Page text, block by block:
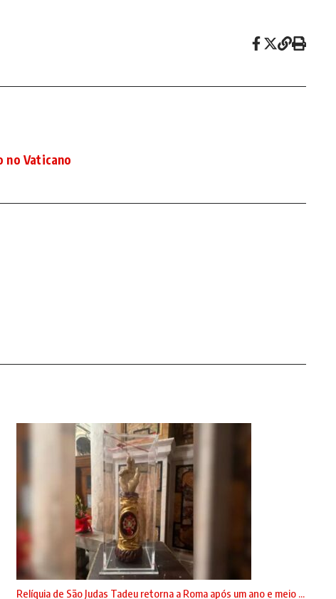
no Vaticano
Relíquia de São Judas Tadeu retorna a Roma após um ano e meio ...